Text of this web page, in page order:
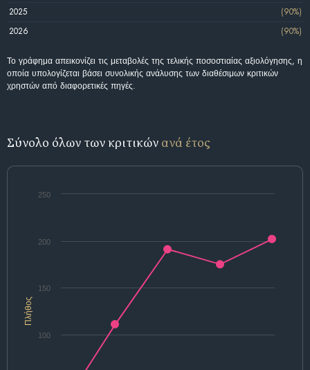
2025
(90%)
2026
(90%)
Το γράφημα απεικονίζει τις μεταβολές της τελικής ποσοστιαίας αξιολόγησης, η
οποία υπολογίζεται βάσει συνολικής ανάλυσης των διαθέσιμων κριτικών
χρηστών από διαφορετικές πηγές.
Σύνολο όλων των κριτικών ανά έτος
Πλήθος
100
150
200
250